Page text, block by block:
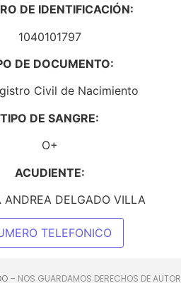
DE IDENTIFICACIÓN:
1040101797
DE DOCUMENTO:
Civil de Nacimiento
TIPO DE SANGRE:
O+
ACUDIENTE:
ANDREA DELGADO VILLA
TELEFONICO
– NOS GUARDAMOS DERECHOS DE AUTOR